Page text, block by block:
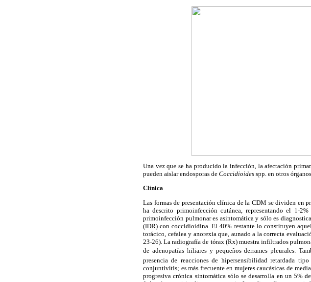
Una vez que se ha producido la infección, la afectación
pueden aislar endosporas de Coccidioides spp. en otros
Clínica
Las formas de presentación clínica de la CDM se dividen en
ha descrito primoinfección cutánea, representando el 1-
primoinfección pulmonar es asintomática y sólo es
(IDR) con coccidioidina. El 40% restante lo constituyen
torácico, cefalea y anorexia que, aunado a la correcta
23-26). La radiografía de tórax (Rx) muestra infiltrados
de adenopatías hiliares y pequeños derrames pleurales.
presencia de reacciones de hipersensibilidad retardada
conjuntivitis; es más frecuente en mujeres caucásicas de
progresiva crónica sintomática sólo se desarrolla en un 5%